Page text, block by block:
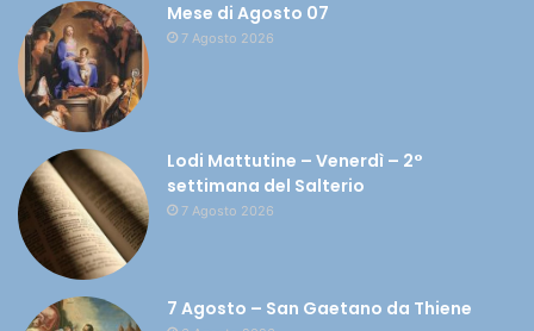
Mese di Agosto 07
7 Agosto 2026
Lodi Mattutine – Venerdì – 2°
settimana del Salterio
7 Agosto 2026
7 Agosto – San Gaetano da Thiene